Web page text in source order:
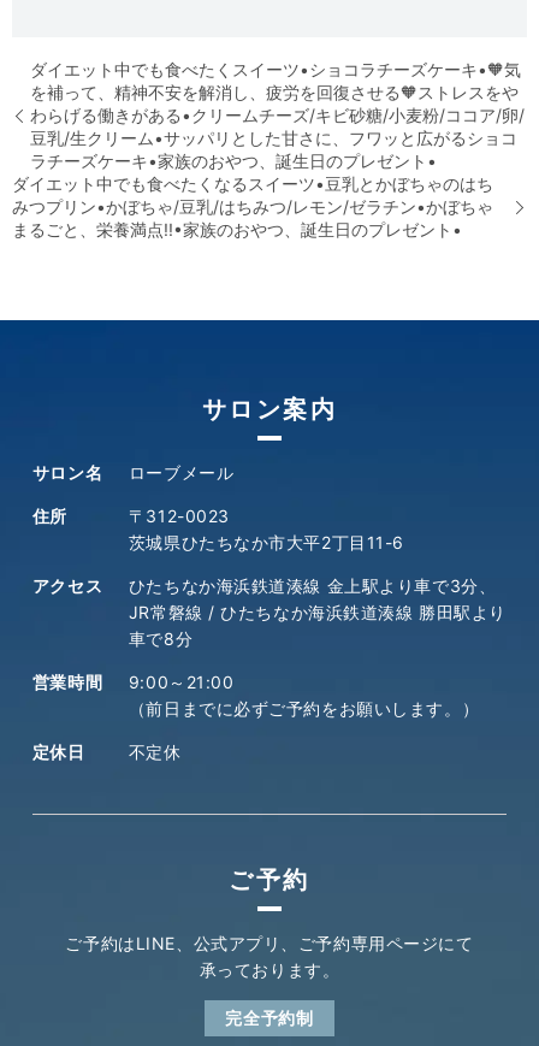
ダイエット中でも食べたくスイーツ•ショコラチーズケーキ•🧡気
を補って、精神不安を解消し、疲労を回復させる🧡ストレスをや
わらげる働きがある•クリームチーズ/キビ砂糖/小麦粉/ココア/卵/
豆乳/生クリーム•️サッパリとした甘さに、フワッと広がるショコ
ラチーズケーキ•家族のおやつ、誕生日のプレゼント•
ダイエット中でも食べたくなるスイーツ•豆乳とかぼちゃのはち
みつプリン•かぼちゃ/豆乳/はちみつ/レモン/ゼラチン•️かぼちゃ
まるごと、栄養満点!!•家族のおやつ、誕生日のプレゼント•
サロン案内
サロン名 ローブメール
住所
〒312-0023
茨城県ひたちなか市大平2丁目11-6
アクセス
ひたちなか海浜鉄道湊線 金上駅より車で3分、
JR常磐線 / ひたちなか海浜鉄道湊線 勝田駅より
車で8分
営業時間
9:00～21:00
（前日までに必ずご予約をお願いします。）
定休日 不定休
ご予約
ご予約はLINE、公式アプリ、 ご予約専用ページにて
承っております。
完全予約制